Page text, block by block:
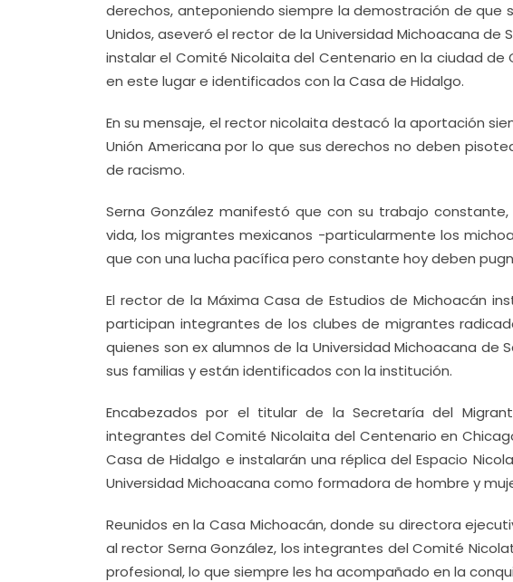
derechos, anteponiendo siempre la demostración de que
Unidos, aseveró el rector de la Universidad Michoacana de
instalar el Comité Nicolaita del Centenario en la ciudad
en este lugar e identificados con la Casa de Hidalgo.
En su mensaje, el rector nicolaita destacó la aportación
Unión Americana por lo que sus derechos no deben
de racismo.
Serna González manifestó que con su trabajo
vida, los migrantes mexicanos -particularmente los
que con una lucha pacífica pero constante hoy deben
El rector de la Máxima Casa de Estudios de Michoacán
participan integrantes de los clubes de migrantes
quienes son ex alumnos de la Universidad Michoacana de
sus familias y están identificados con la institución.
Encabezados por el titular de la Secretaría del
integrantes del Comité Nicolaita del Centenario en
Casa de Hidalgo e instalarán una réplica del Espacio
Universidad Michoacana como formadora de hombre y
Reunidos en la Casa Michoacán, donde su directora
al rector Serna González, los integrantes del Comité
profesional, lo que siempre les ha acompañado en la